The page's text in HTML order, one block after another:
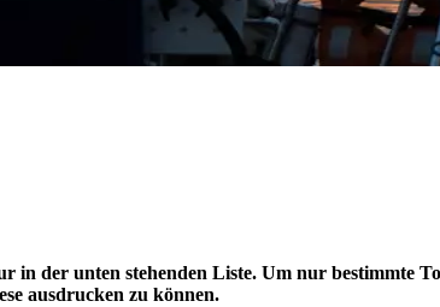
der unten stehenden Liste. Um nur bestimmte
ausdrucken zu können.